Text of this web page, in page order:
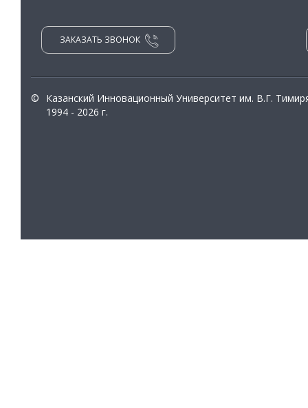
ЗАКАЗАТЬ ЗВОНОК
©
Казанский Инновационный Университет им. В.Г.
1994 - 2026 г.